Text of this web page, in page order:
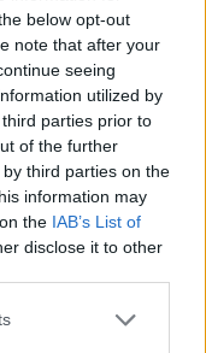
below opt-out
note that after your
seeing
utilized by
parties prior to
of the further
third parties on the
information may
the IAB’s List of
disclose it to other
or more Google
θετική ενέργεια
να σε
Κυριακή,
θέματα ή